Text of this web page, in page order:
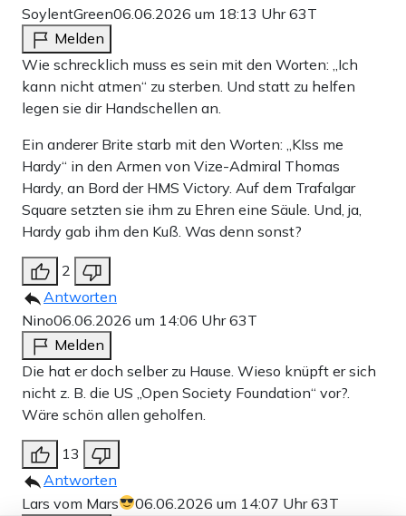
SoylentGreen06.06.2026 um 18:13 Uhr63T
Melden
Wie schrecklich muss es sein mit den Worten: „Ich
kann nicht atmen“ zu sterben. Und statt zu helfen
legen sie dir Handschellen an.
Ein anderer Brite starb mit den Worten: „KIss me
Hardy“ in den Armen von Vize-Admiral Thomas
Hardy, an Bord der HMS Victory. Auf dem Trafalgar
Square setzten sie ihm zu Ehren eine Säule. Und, ja,
Hardy gab ihm den Kuß. Was denn sonst?
2
Antworten
Nino06.06.2026 um 14:06 Uhr63T
Melden
Die hat er doch selber zu Hause. Wieso knüpft er sich
nicht z. B. die US „Open Society Foundation“ vor?.
Wäre schön allen geholfen.
13
Antworten
Lars vom Mars
06.06.2026 um 14:07 Uhr63T